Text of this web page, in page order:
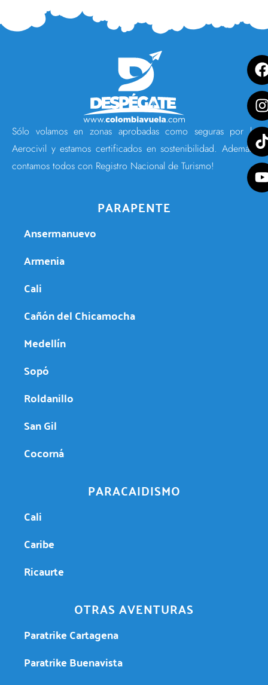
Sólo volamos en zonas aprobadas como seguras por la
Aerocivil y estamos certificados en sostenibilidad. Además,
contamos todos con Registro Nacional de Turismo!
PARAPENTE
Ansermanuevo
Armenia
Cali
Cañón del Chicamocha
Medellín
Sopó
Roldanillo
San Gil
Cocorná
PARACAIDISMO
Cali
Caribe
Ricaurte
OTRAS AVENTURAS
Paratrike Cartagena
Paratrike Buenavista